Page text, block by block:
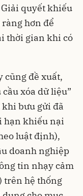
quyết khiếu
hơn để
thời gian khi có
cũng đề xuất,
xóa dữ liệu”
khi bưu gửi đã
hạn khiếu nại
luật định),
doanh nghiệp
tin nhạy cảm
trên hệ thống